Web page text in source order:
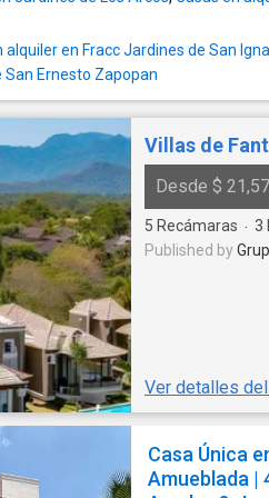
del
Cisterna de 5 Mil Litros D/JL.
WG1060
en Fracc Jardines de San
San Ernesto Zapopan
Villas de
Desde $
5 Recámaras · 3
Published by
Ver detalles
Casa Única
Amueblada |